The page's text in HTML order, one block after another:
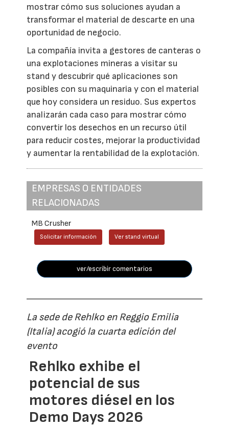
mostrar cómo sus soluciones ayudan a
transformar el material de descarte en una
oportunidad de negocio.
La compañía invita a gestores de canteras o
una explotaciones mineras a visitar su
stand y descubrir qué aplicaciones son
posibles con su maquinaria y con el material
que hoy considera un residuo. Sus expertos
analizarán cada caso para mostrar cómo
convertir los desechos en un recurso útil
para reducir costes, mejorar la productividad
y aumentar la rentabilidad de la explotación.
EMPRESAS O ENTIDADES
RELACIONADAS
MB Crusher
Solicitar información Ver stand virtual
ver/escribir comentarios
La sede de Rehlko en Reggio Emilia
(Italia) acogió la cuarta edición del
evento
Rehlko exhibe el
potencial de sus
motores diésel en los
Demo Days 2026